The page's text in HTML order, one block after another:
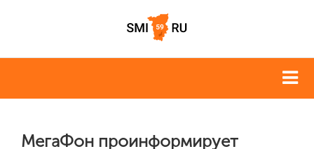
МегаФон проинформирует